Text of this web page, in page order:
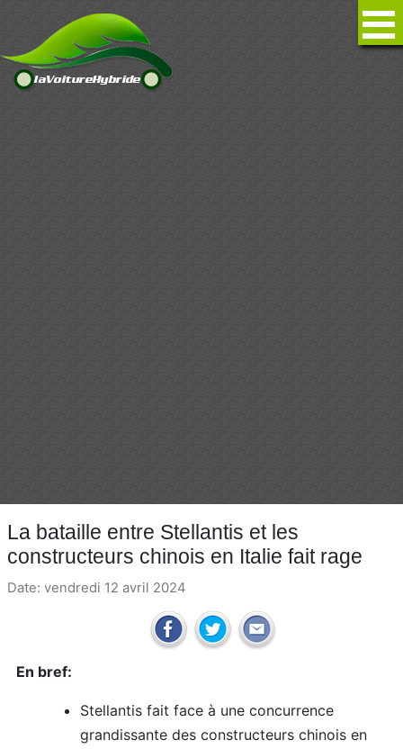
La bataille entre Stellantis et les
constructeurs chinois en Italie fait rage
Date: vendredi 12 avril 2024
En bref:
Stellantis fait face à une concurrence
grandissante des constructeurs chinois en